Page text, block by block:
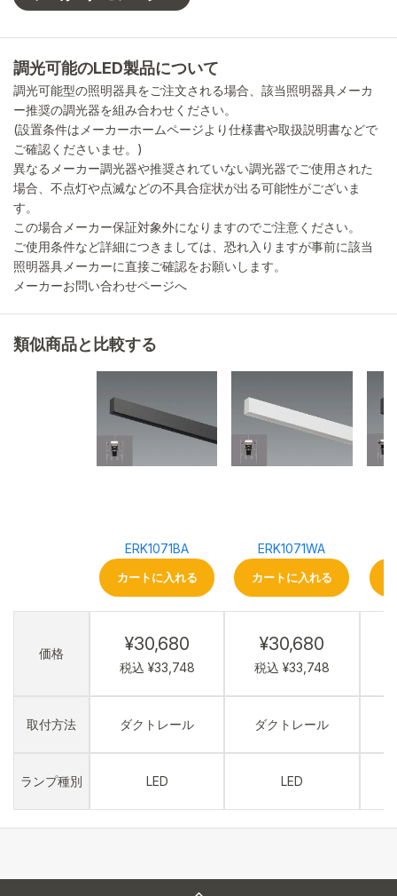
調光可能のLED製品について
調光可能型の照明器具をご注文される場合、該当照明器具メーカ
ー推奨の調光器を組み合わせください。
(設置条件はメーカーホームページより仕様書や取扱説明書などで
ご確認くださいませ。)
異なるメーカー調光器や推奨されていない調光器でご使用された
場合、不点灯や点滅などの不具合症状が出る可能性がございま
す。
この場合メーカー保証対象外になりますのでご注意ください。
ご使用条件など詳細につきましては、恐れ入りますが事前に該当
照明器具メーカーに直接ご確認をお願いします。
メーカーお問い合わせページへ
類似商品と比較する
価格
取付方法
ランプ種別
ERK1071BA
カートに入れる
¥30,680
税込 ¥33,748
ダクトレール
LED
ERK1071WA
カートに入れる
¥30,680
税込 ¥33,748
ダクトレール
LED